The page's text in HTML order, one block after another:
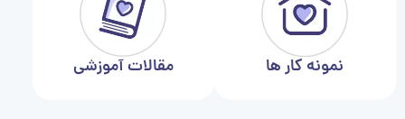
نمونه کار ها مقالات آموزشی